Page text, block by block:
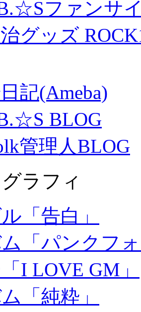
ファンサイ
グッズ
記(Ameba)
BLOG
管理人BLOG
ラフィ
「告白」
「パンクフ
I LOVE GM」
「純粋」